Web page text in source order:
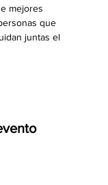
mejores
que
juntas el